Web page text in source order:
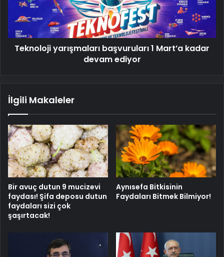
kadar
devam
Teknoloji yarışmaları başvuruları 1 Mart’a kadar
devam ediyor
İlgili Makaleler
Bir avuç dutun 9 mucizevi
faydası! Şifa deposu dutun
faydaları sizi çok
şaşırtacak!
Aynısefa Bitkisinin
Faydaları Bitmek Bilmiyor!